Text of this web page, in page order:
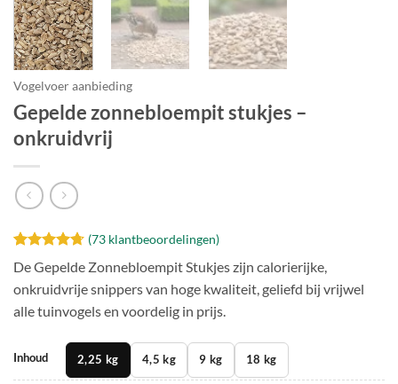
Vogelvoer aanbieding
Gepelde zonnebloempit stukjes –
onkruidvrij
Gewaardeerd
4.68op 5
gebaseerd
73
waarderingen
(73klantbeoordelingen)
De Gepelde Zonnebloempit Stukjes zijn calorierijke,
onkruidvrije snippers van hoge kwaliteit, geliefd bij vrijwel
alle tuinvogels en voordelig in prijs.
Inhoud 2,25 kg 4,5 kg 9 kg 18 kg